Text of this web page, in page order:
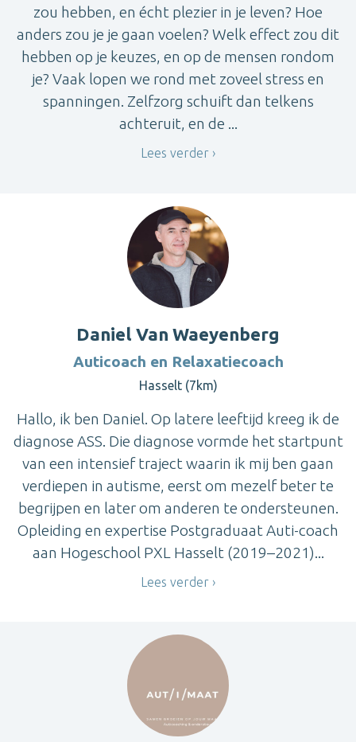
zou hebben, en écht plezier in je leven? Hoe
anders zou je je gaan voelen? Welk effect zou dit
hebben op je keuzes, en op de mensen rondom
je? Vaak lopen we rond met zoveel stress en
spanningen. Zelfzorg schuift dan telkens
achteruit, en de ...
Lees verder
Daniel Van Waeyenberg
Auticoach en Relaxatiecoach
Hasselt (7km)
Hallo, ik ben Daniel. Op latere leeftijd kreeg ik de
diagnose ASS. Die diagnose vormde het startpunt
van een intensief traject waarin ik mij ben gaan
verdiepen in autisme, eerst om mezelf beter te
begrijpen en later om anderen te ondersteunen.
Opleiding en expertise Postgraduaat Auti-coach
aan Hogeschool PXL Hasselt (2019–2021)...
Lees verder